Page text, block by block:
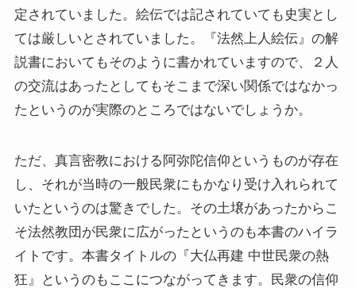
ディストピア・SF小説から考える現代社会
三島由紀夫と日本文学
ロシアの偉大な作家プーシキン・ゴーゴリ
ロシアの文豪ツルゲーネフ
ロシアの大作家チェーホフの名作たち
ニーチェとドストエフスキー
定されていました。絵伝では記されていても史実とし
ては厳しいとされていました。『法然上人絵伝』の解
説書においてもそのように書かれていますので、２人
の交流はあったとしてもそこまで深い関係ではなかっ
たというのが実際のところではないでしょうか。
ただ、真言密教における阿弥陀信仰というものが存在
し、それが当時の一般民衆にもかなり受け入れられて
いたというのは驚きでした。その土壌があったからこ
そ法然教団が民衆に広がったというのも本書のハイラ
イトです。本書タイトルの『大仏再建 中世民衆の熱
狂』というのもここにつながってきます。民衆の信仰